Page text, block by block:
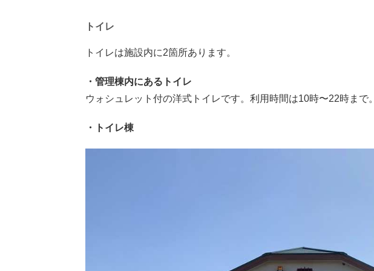
トイレ
トイレは施設内に2箇所あります。
・管理棟内にあるトイレ
ウォシュレット付の洋式トイレです。利用時間は10時〜22時まで。
・トイレ棟